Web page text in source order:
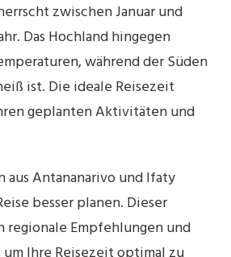
zwischen Januar und
Das Hochland hingegen
während der Süden
ist. Die ideale Reisezeit
geplanten Aktivitäten und
Antananarivo und Ifaty
besser planen. Dieser
Empfehlungen und